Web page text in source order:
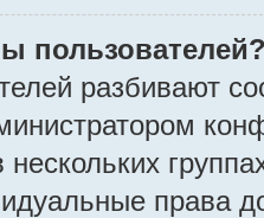
разбивают
права